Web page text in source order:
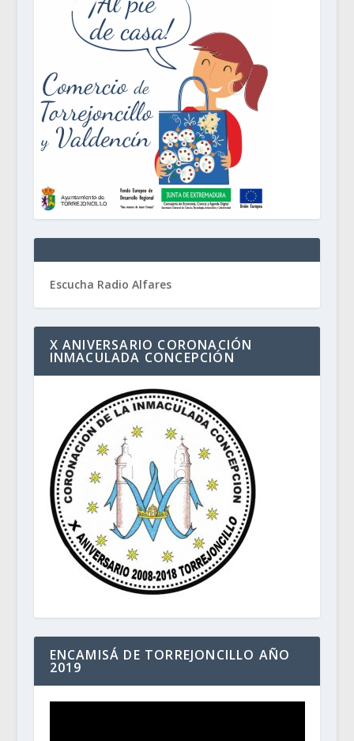
Escucha Radio Alfares
X ANIVERSARIO CORONACIÓN
INMACULADA CONCEPCIÓN
ENCAMISÁ DE TORREJONCILLO AÑO
2019